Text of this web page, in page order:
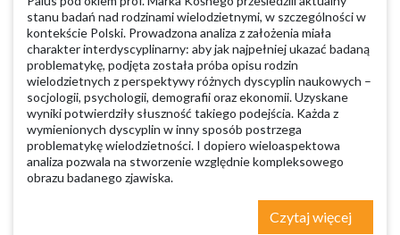
stanu badań nad rodzinami wielodzietnymi, w szczególności w
kontekście Polski. Prowadzona analiza z założenia miała
charakter interdyscyplinarny: aby jak najpełniej ukazać badaną
problematykę, podjęta została próba opisu rodzin
wielodzietnych z perspektywy różnych dyscyplin naukowych –
socjologii, psychologii, demografii oraz ekonomii. Uzyskane
wyniki potwierdziły słuszność takiego podejścia. Każda z
wymienionych dyscyplin w inny sposób postrzega
problematykę wielodzietności. I dopiero wieloaspektowa
analiza pozwala na stworzenie względnie kompleksowego
obrazu badanego zjawiska.
Czytaj więcej